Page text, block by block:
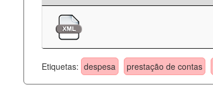
Etiquetas: despesa prestação de contas